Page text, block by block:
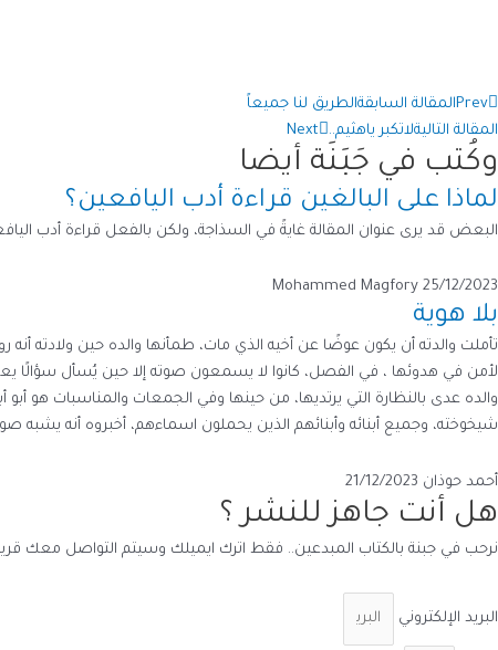
Prevالمقالة السابقةالطريق لنا جميعاً
المقالة التاليةلاتكبر ياهثيم.. Next
وكُتب في جَبَنَة أيضا
لماذا على البالغين قراءة أدب اليافعين؟
البعض قد يرى عنوان المقالة غايةً في السذاجة، ولكن بالفعل قراءة أدب
Mohammed Magfory 25/12/2023
بلا هوية
تأملت والدته أن يكون عوضًا عن أخيه الذي مات، طمأنها والده حين ولادته
لأمن في هدوئها ، في الفصل، كانوا لا يسمعون صوته إلا حين يُسأل سؤالًا
والده عدى بالنظارة التي يرتديها، من حينها وفي الجمعات والمناسبات هو أبو
شيخوخته، وجميع أبنائه وأبنائهم الذين يحملون اسماءهم، أخبروه أنه
أحمد حوذان 21/12/2023
هل أنت جاهز للنشر ؟
نرحب في جبنة بالكتاب المبدعين.. فقط اترك ايميلك وسيتم التواصل معك
البريد الإلكتروني